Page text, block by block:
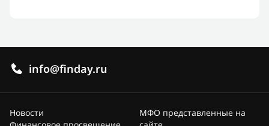
info@finday.ru
Новости
МФО представленные на